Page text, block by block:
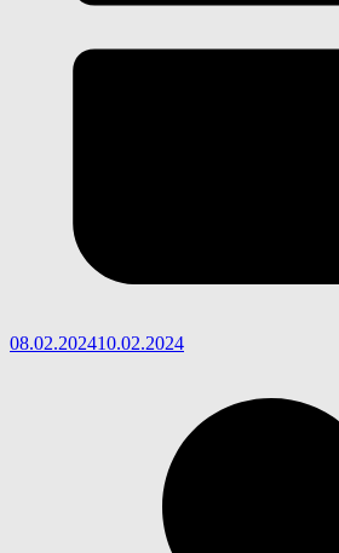
08.02.202410.02.2024